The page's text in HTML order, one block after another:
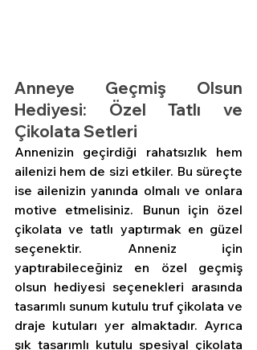
Anneye Geçmiş Olsun
Hediyesi: Özel Tatlı ve
Çikolata Setleri
Annenizin geçirdiği rahatsızlık hem
ailenizi hem de sizi etkiler. Bu süreçte
ise ailenizin yanında olmalı ve onlara
motive etmelisiniz. Bunun için özel
çikolata ve tatlı yaptırmak en güzel
seçenektir. Anneniz için
yaptırabileceğiniz en özel geçmiş
olsun hediyesi seçenekleri arasında
tasarımlı sunum kutulu truf çikolata ve
draje kutuları yer almaktadır. Ayrıca
şık tasarımlı kutulu spesiyal çikolata